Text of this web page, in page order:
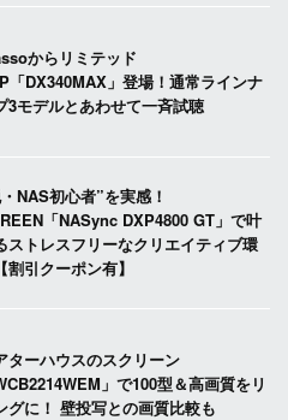
からリミテッド
「DX340MAX」登場！通常ラインナ
3モデルとあわせて一斉試聴
NAS初心者”を実感！
「NASync DXP4800 GT」で叶
ストレスフリーなクリエイティブ環
割引クーポン有】
ターハウスのスクリーン
」で100型＆高画質をリ
グに！ 壁投写との画質比較も